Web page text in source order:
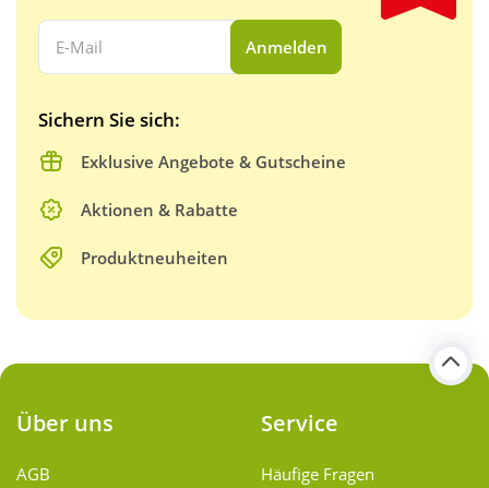
Ihre E-Mail Adresse:
Anmelden
Sichern Sie sich:
Exklusive Angebote & Gutscheine
Aktionen & Rabatte
Produktneuheiten
Über uns
AGB
Service
Häufige Fragen